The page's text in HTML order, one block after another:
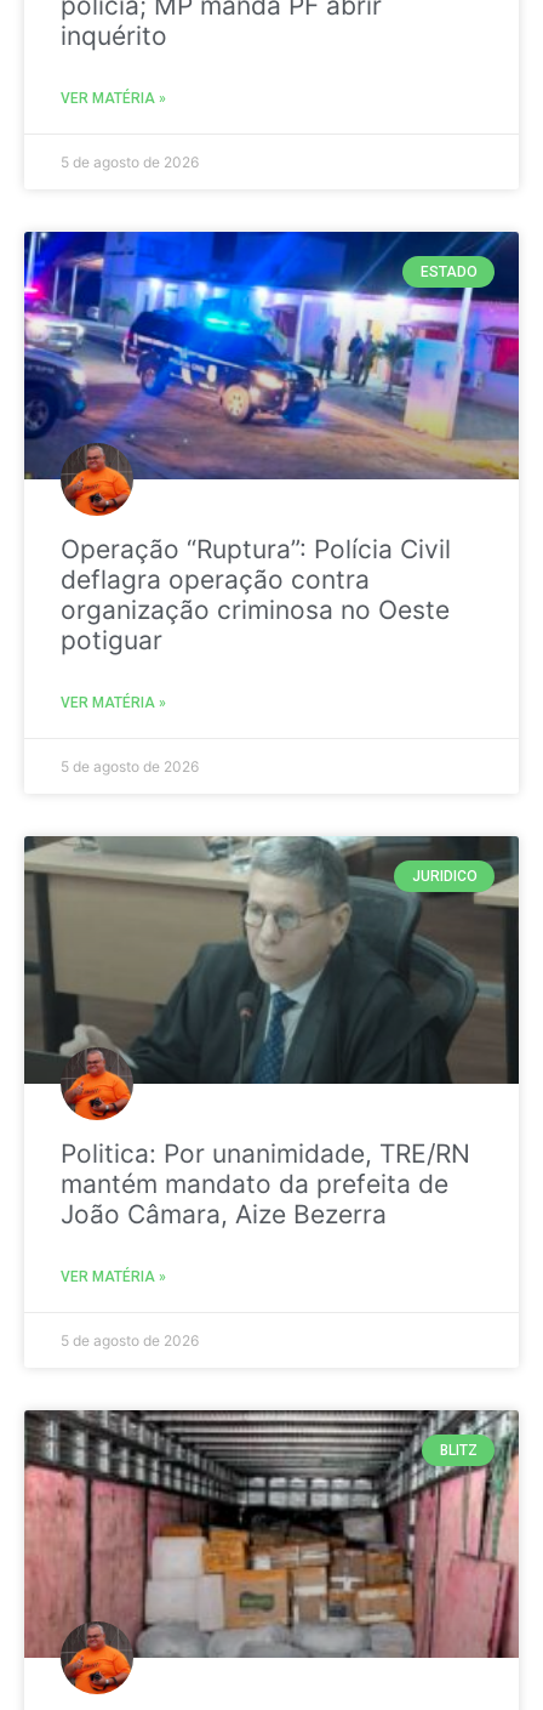
inquérito
VER MATÉRIA »
5 de agosto de 2026
ESTADO
Operação “Ruptura”: Polícia Civil
deflagra operação contra
organização criminosa no Oeste
potiguar
VER MATÉRIA »
5 de agosto de 2026
JURIDICO
Politica: Por unanimidade, TRE/RN
mantém mandato da prefeita de
João Câmara, Aize Bezerra
VER MATÉRIA »
5 de agosto de 2026
BLITZ